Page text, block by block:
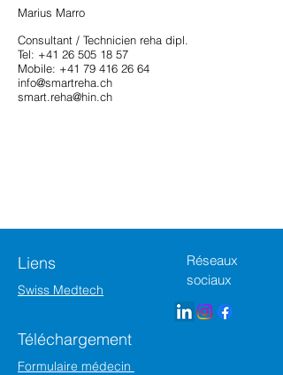
Marius Marro
Consultant / Technicien reha dipl.
Tel: +41 26 505 18 57
Mobile: +41 79 416 26 64
info@smartreha.ch
smart.reha@hin.ch
Réseaux
sociaux
Liens
Swiss Medtech
Téléchargement
Formulaire médecin